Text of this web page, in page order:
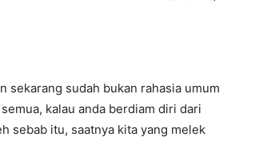
sekarang sudah bukan rahasia umum
kalau anda berdiam diri dari
sebab itu, saatnya kita yang melek